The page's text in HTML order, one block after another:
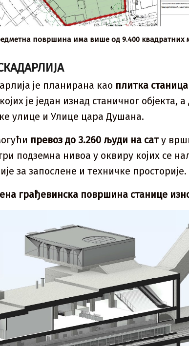
површина има више од 9.400 квадратних
је планирана као плитка
је један изнад станичног објекта,
улице и Улице цара Душана.
превоз до 3.260 људи на сату
подземна нивоа у оквиру којих се
за запослене и техничке просторије.
грађевинска површина станице